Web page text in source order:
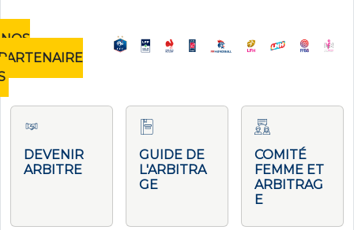
NOS
DEVENIR
ARBITRE
GUIDE DE
L'ARBITRA
GE
COMITÉ
FEMME ET
ARBITRAG
E